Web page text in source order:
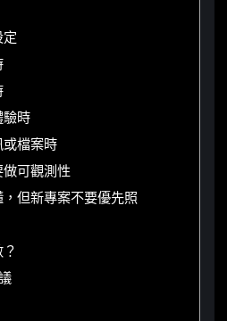
驗時
檔案時
可觀測性
但新專案不要優先照